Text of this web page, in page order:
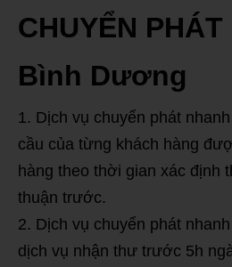
CHUYỂN
Bình Dương
Dịch vụ chuyển phát
cầu của từng khách hàng
hàng theo thời gian xác định
thuận trước.
Dịch vụ chuyển phát
dịch vụ nhận thư trước 5h